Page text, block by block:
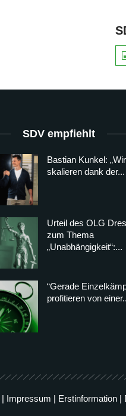
SDV empfiehlt
Bastian Kunkel: „Wir
skalieren dank der...
Urteil des OLG
zum Thema
„Unabhängigkeit“:...
“Gerade
profitieren von
| Impressum | Erstinformation |